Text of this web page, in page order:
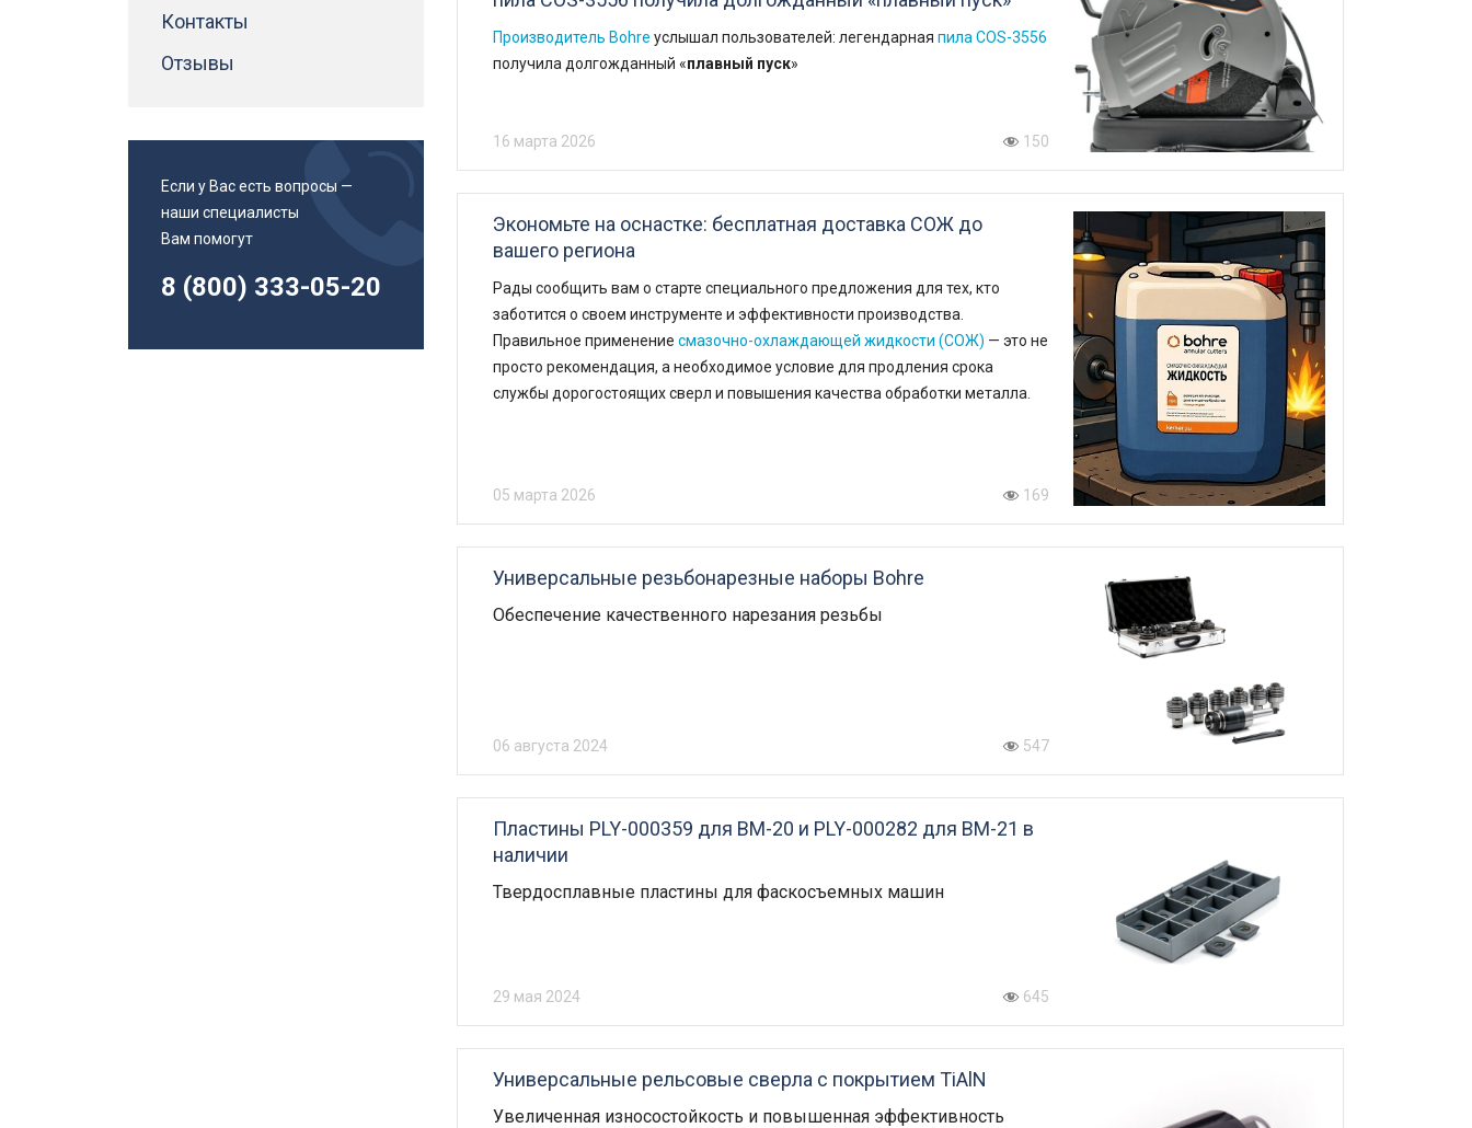
Инструменты и приспособления
Патроны сверлильные
Смазочно-охлаждающие жидкости и
Спиральные сверла
Спиральные сверла с хвостовиком Weldon
Морзе
Пластины твердосплавные
Фрезы и фрезерные головки
Ручная дуговая сварка (MMA)
Полуавтоматическая сварка (MIG/MAG)
Аргоновые горелки
Маски сварщика
Сварочная химия
Перчатки и фартуки
Плазменная резка
Плазменные резаки
Товары по акции
Контакты
Отзывы
Если у Вас есть вопросы —
наши специалисты
Вам помогут
8 (800) 333-05-20
Производитель Bohre услышал пользователей: легендарная пила COS-3556
получила долгожданный «плавный пуск»
16 марта 2026 150
Экономьте на оснастке: бесплатная доставка СОЖ до
вашего региона
Рады сообщить вам о старте специального предложения для тех, кто
заботится о своем инструменте и эффективности производства.
Правильное применение смазочно-охлаждающей жидкости (СОЖ) — это не
просто рекомендация, а необходимое условие для продления срока
службы дорогостоящих сверл и повышения качества обработки металла.
05 марта 2026 169
Универсальные резьбонарезные наборы Bohre
Обеспечение качественного нарезания резьбы
06 августа 2024 547
Пластины PLY-000359 для BM-20 и PLY-000282 для BM-21 в
наличии
Твердосплавные пластины для фаскосъемных машин
29 мая 2024 645
Универсальные рельсовые сверла с покрытием TiAlN
Увеличенная износостойкость и повышенная эффективность